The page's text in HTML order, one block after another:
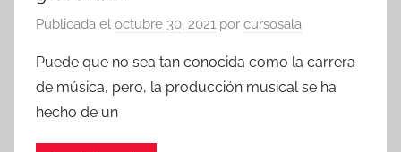
Publicada el octubre 30, 2021 por cursosala
Puede que no sea tan conocida como la carrera
de música, pero, la producción musical se ha
hecho de un